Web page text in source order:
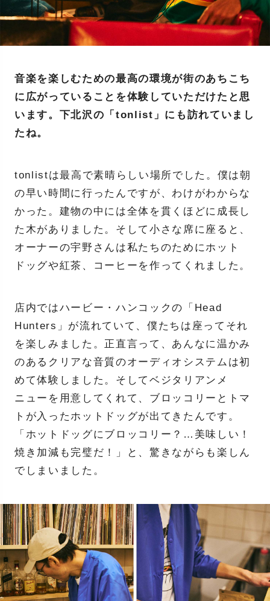
音楽を楽しむための最高の環境が街のあちこち
に広がっていることを体験していただけたと思
います。下北沢の「tonlist」にも訪れていまし
たね。
tonlistは最高で素晴らしい場所でした。僕は朝
の早い時間に行ったんですが、わけがわからな
かった。建物の中には全体を貫くほどに成長し
た木がありました。そして小さな席に座ると、
オーナーの宇野さんは私たちのためにホット
ドッグや紅茶、コーヒーを作ってくれました。
店内ではハービー・ハンコックの「Head
Hunters」が流れていて、僕たちは座ってそれ
を楽しみました。正直言って、あんなに温かみ
のあるクリアな音質のオーディオシステムは初
めて体験しました。そしてベジタリアンメ
ニューを用意してくれて、ブロッコリーとトマ
トが入ったホットドッグが出てきたんです。
「ホットドッグにブロッコリー？…美味しい！
焼き加減も完璧だ！」と、驚きながらも楽しん
でしまいました。